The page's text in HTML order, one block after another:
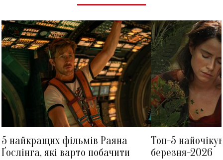
5 найкращих фільмів Раяна
Ґослінга, які варто побачити
Топ-5
березня-2026